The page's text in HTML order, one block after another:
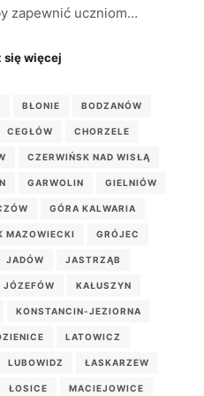
zapewnić uczniom…
się więcej
BŁONIE BODZANÓW
CEGŁÓW CHORZELE
CZERWIŃSK NAD WISŁĄ
GARWOLIN GIELNIÓW
GÓRA KALWARIA
MAZOWIECKI GRÓJEC
JADÓW JASTRZĄB
JÓZEFÓW KAŁUSZYN
KONSTANCIN-JEZIORNA
LATOWICZ
LUBOWIDZ ŁASKARZEW
ŁOSICE MACIEJOWICE